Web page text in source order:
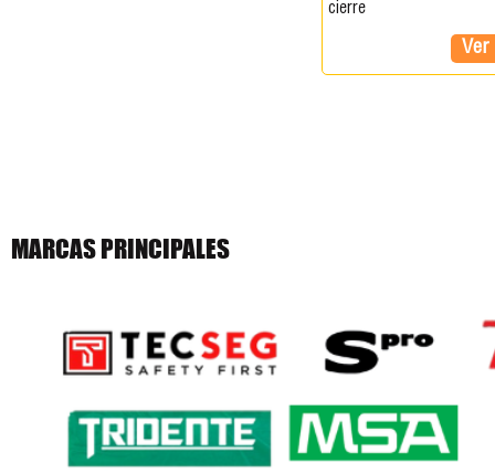
cierre
Ver
MARCAS PRINCIPALES